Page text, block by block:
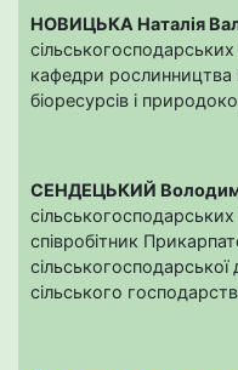
НОВИЦЬКА Наталія
кафедри рослинництва
біоресурсів і
СЕНДЕЦЬКИЙ
співробітник
сільськогосподарської
сільського